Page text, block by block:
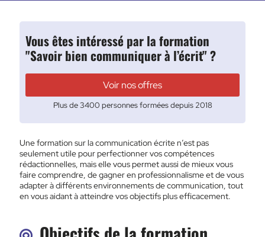
Une formation sur la communication écrite n’est pas
seulement utile pour perfectionner vos compétences
rédactionnelles, mais elle vous permet aussi de mieux vous
faire comprendre, de gagner en professionnalisme et de vous
adapter à différents environnements de communication, tout
en vous aidant à atteindre vos objectifs plus efficacement.
Vous êtes intéressé par la formation
"Savoir bien communiquer à l’écrit" ?
Voir nos offres
Plus de 3400 personnes formées depuis 2018